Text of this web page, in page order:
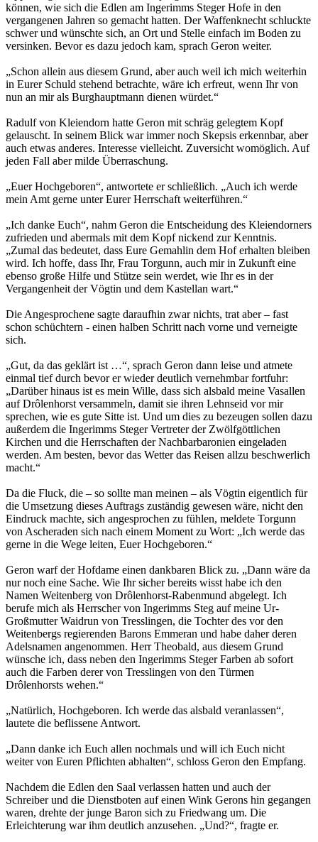
können, wie sich die Edlen am Ingerimms Steger Hofe in den
vergangenen Jahren so gemacht hatten. Der Waffenknecht schluckte
schwer und wünschte sich, an Ort und Stelle einfach im Boden zu
versinken. Bevor es dazu jedoch kam, sprach Geron weiter.
„Schon allein aus diesem Grund, aber auch weil ich mich weiterhin
in Eurer Schuld stehend betrachte, wäre ich erfreut, wenn Ihr von
nun an mir als Burghauptmann dienen würdet.“
Radulf von Kleiendorn hatte Geron mit schräg gelegtem Kopf
gelauscht. In seinem Blick war immer noch Skepsis erkennbar, aber
auch etwas anderes. Interesse vielleicht. Zuversicht womöglich. Auf
jeden Fall aber milde Überraschung.
„Euer Hochgeboren“, antwortete er schließlich. „Auch ich werde
mein Amt gerne unter Eurer Herrschaft weiterführen.“
„Ich danke Euch“, nahm Geron die Entscheidung des Kleiendorners
zufrieden und abermals mit dem Kopf nickend zur Kenntnis.
„Zumal das bedeutet, dass Eure Gemahlin dem Hof erhalten bleiben
wird. Ich hoffe, dass Ihr, Frau Torgunn, auch mir in Zukunft eine
ebenso große Hilfe und Stütze sein werdet, wie Ihr es in der
Vergangenheit der Vögtin und dem Kastellan wart.“
Die Angesprochene sagte daraufhin zwar nichts, trat aber – fast
schon schüchtern - einen halben Schritt nach vorne und verneigte
sich.
„Gut, da das geklärt ist …“, sprach Geron dann leise und atmete
einmal tief durch bevor er wieder deutlich vernehmbar fortfuhr:
„Darüber hinaus ist es mein Wille, dass sich alsbald meine Vasallen
auf Drôlenhorst versammeln, damit sie ihren Lehnseid vor mir
sprechen, wie es gute Sitte ist. Und um dies zu bezeugen sollen dazu
außerdem die Ingerimms Steger Vertreter der Zwölfgöttlichen
Kirchen und die Herrschaften der Nachbarbaronien eingeladen
werden. Am besten, bevor das Wetter das Reisen allzu beschwerlich
macht.“
Da die Fluck, die – so sollte man meinen – als Vögtin eigentlich für
die Umsetzung dieses Auftrags zuständig gewesen wäre, nicht den
Eindruck machte, sich angesprochen zu fühlen, meldete Torgunn
von Ascheraden sich nach einem Moment zu Wort: „Ich werde das
gerne in die Wege leiten, Euer Hochgeboren.“
Geron warf der Hofdame einen dankbaren Blick zu. „Dann wäre da
nur noch eine Sache. Wie Ihr sicher bereits wisst habe ich den
Namen Weitenberg von Drôlenhorst-Rabenmund abgelegt. Ich
berufe mich als Herrscher von Ingerimms Steg auf meine Ur-
Großmutter Waidrun von Tresslingen, die Tochter des vor den
Weitenbergs regierenden Barons Emmeran und habe daher deren
Adelsnamen angenommen. Herr Theobald, aus diesem Grund
wünsche ich, dass neben den Ingerimms Steger Farben ab sofort
auch die Farben derer von Tresslingen von den Türmen
Drôlenhorsts wehen.“
„Natürlich, Hochgeboren. Ich werde das alsbald veranlassen“,
lautete die beflissene Antwort.
„Dann danke ich Euch allen nochmals und will ich Euch nicht
weiter von Euren Pflichten abhalten“, schloss Geron den Empfang.
Nachdem die Edlen den Saal verlassen hatten und auch der
Schreiber und die Dienstboten auf einen Wink Gerons hin gegangen
waren, drehte der junge Baron sich zu Friedwang um. Die
Erleichterung war ihm deutlich anzusehen. „Und?“, fragte er.